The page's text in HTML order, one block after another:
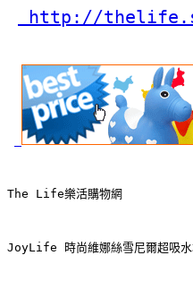
http://
The Life樂活購物網
JoyLife 時尚維娜絲雪尼爾超吸水